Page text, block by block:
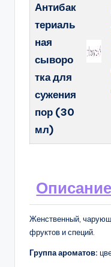
Антибак
териаль
ная
сыворо
тка для
сужения
пор (30
мл)
Описание
Женственный,
фруктов и специй.
Группа ароматов: